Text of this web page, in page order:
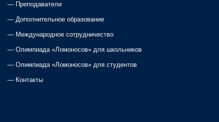
— Преподаватели
— Дополнительное образование
— Международное сотрудничество
— Олимпиада «Ломоносов» для школьников
— Олимпиада «Ломоносов» для студентов
— Контакты